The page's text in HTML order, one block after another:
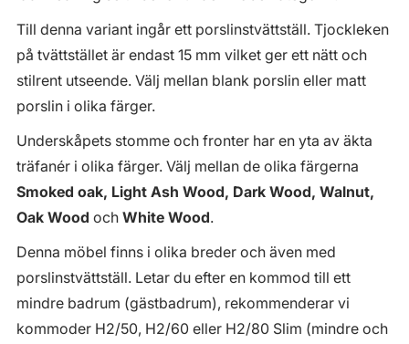
Till denna variant ingår ett porslinstvättställ. Tjockleken
på tvättstället är endast 15 mm vilket ger ett nätt och
stilrent utseende. Välj mellan blank porslin eller matt
porslin i olika färger.
Underskåpets stomme och fronter har en yta av äkta
träfanér i olika färger. Välj mellan de olika färgerna
Smoked oak, Light Ash Wood, Dark Wood, Walnut,
Oak Wood och White Wood.
Denna möbel finns i olika breder och även med
porslinstvättställ. Letar du efter en kommod till ett
mindre badrum (gästbadrum), rekommenderar vi
kommoder H2/50, H2/60 eller H2/80 Slim (mindre och